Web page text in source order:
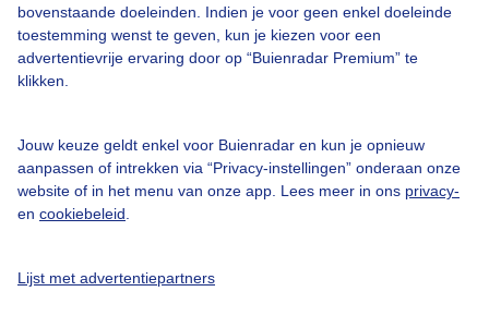
bovenstaande doeleinden. Indien je voor geen enkel doeleinde
toestemming wenst te geven, kun je kiezen voor een
advertentievrije ervaring door op “Buienradar Premium” te
klikken.
Jouw keuze geldt enkel voor Buienradar en kun je opnieuw
aanpassen of intrekken via “Privacy-instellingen” onderaan onze
website of in het menu van onze app. Lees meer in ons privacy-
en cookiebeleid
Lijst met advertentiepartners
Toegankelijkheid
Gebruikersvoorwaarden
Adverteren
Privacy beleid
Cookie beleid